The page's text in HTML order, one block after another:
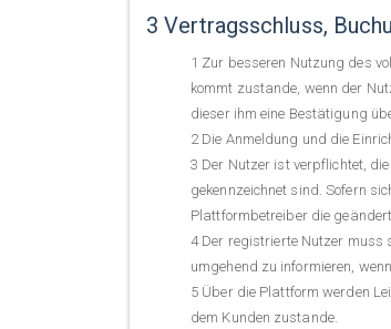
3 Vertragsschluss,
Zur besseren Nutzung des
kommt zustande, wenn der
dieser ihm eine Bestätigung
Die Anmeldung und die
Der Nutzer ist verpflichtet,
gekennzeichnet sind. Sofern
Plattformbetreiber die
Der registrierte Nutzer muss
umgehend zu informieren,
Über die Plattform werden
dem Kunden zustande.